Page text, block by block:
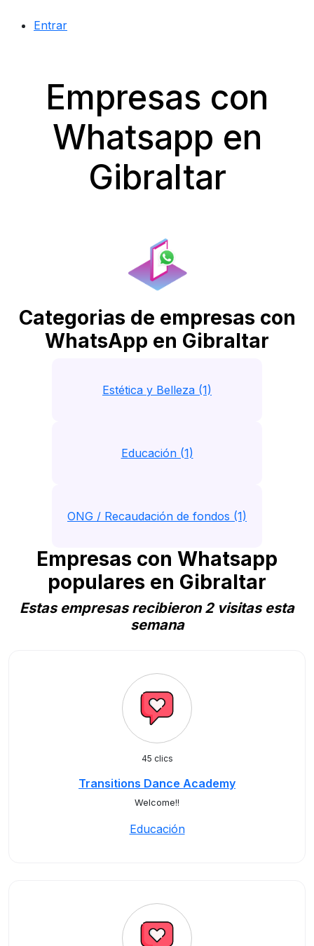
Entrar
Empresas con
Whatsapp en
Gibraltar
Categorias de empresas con
WhatsApp en Gibraltar
Estética y Belleza (1)
Educación (1)
ONG / Recaudación de fondos (1)
Empresas con Whatsapp
populares en Gibraltar
Estas empresas recibieron 2 visitas esta
semana
45 clics
Transitions Dance Academy
Welcome!!
Educación